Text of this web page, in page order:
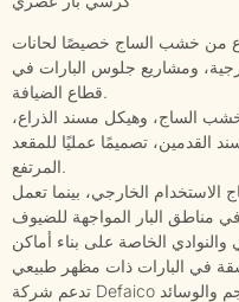
من خشب الساج خصيصًا لحانات
ومشاريع جلوس البارات في
قطاع الضيافة.
الساج، وهيكل مسند الذراع،
القدمين، تصميمًا عمليًا للمقعد
المرتفع.
الخارجي، بينما تعمل
والنوادي الخاصة على بناء أماكن
تدعم شركة Defaico طلبات المشاريع من خلال تنسيق الحجم والوسائد